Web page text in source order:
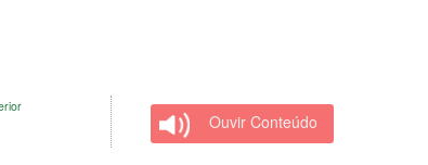
Ouvir Conteúdo